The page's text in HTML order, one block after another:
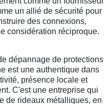
un allié de sécurité pour
des connexions,
considération réciproque.
dépannage de protections
est une authentique dans
présence locale et
C'est une entreprise qui
de rideaux métalliques, en